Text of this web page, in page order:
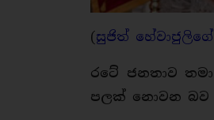
(සුජිත් හේවාජුලිගේ
රටේ ජනතාව
පලක් නොවන බව